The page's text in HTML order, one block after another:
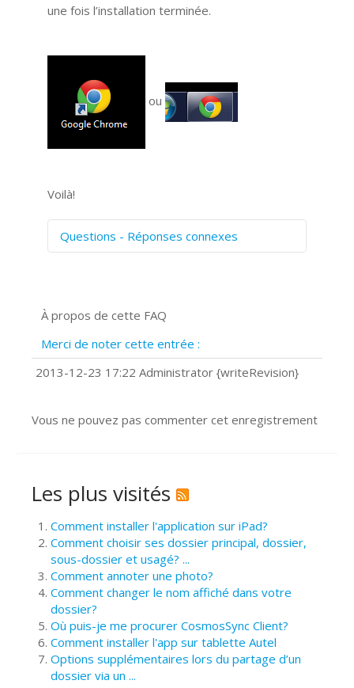
une fois l’installation terminée.
ou
Voilà!
Questions - Réponses connexes
Prise de vue 360°
?
Comment accéder à votre compte
À propos de cette FAQ
Merci de noter cette entrée :
2013-12-23 17:22 Administrator {writeRevision}
Vous ne pouvez pas commenter cet enregistrement
Les plus visités
Comment installer l'application sur iPad?
Comment choisir ses dossier principal, dossier,
sous-dossier et usagé? ...
Comment annoter une photo?
Comment changer le nom affiché dans votre
dossier?
Où puis-je me procurer CosmosSync Client?
Comment installer l'app sur tablette Autel
Options supplémentaires lors du partage d’un
dossier via un ...